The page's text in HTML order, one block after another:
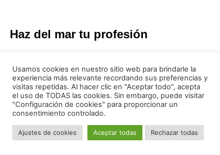
Haz del mar tu profesión
público de formación profesional integrada,
especializada en náutica deportiva y de ocio, ubicado
en
Usamos cookies en nuestro sitio web para brindarle la
experiencia más relevante recordando sus preferencias y
visitas repetidas. Al hacer clic en "Aceptar todo", acepta
el uso de TODAS las cookies. Sin embargo, puede visitar
"Configuración de cookies" para proporcionar un
consentimiento controlado.
Ajustes de cookies Aceptar todas Rechazar todas